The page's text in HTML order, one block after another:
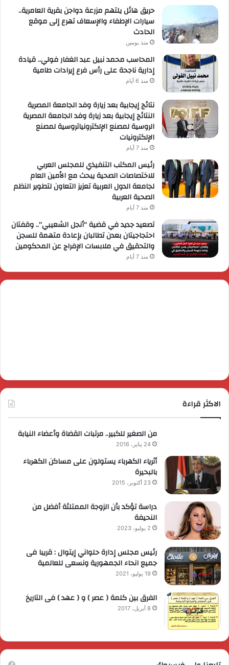
حريق هائل يلتهم مزرعة دواجن بقرية العامرية..
سيارات الإطفاء والإسعاف تهرع إلى موقع
الحادث
منذ يومين
المحاسب محمد نبيل عبد الغفار فولي.. قيادة
إدارية ناجحة على رأس فرع إيرادات طامية
منذ 6 أيام
نتائج إيجابية بعد زيارة وفد الجامعة المصرية
النتائج إيجابية بعد زيارة وفد الجامعة المصرية
الروسية لمصنع الإلكترونياتروسية لمصنع
الإلكترونيات
منذ 7 أيام
رئيس المكتب التنفيذي للمجلس العربي
للاختصاصات الصحية يبحث مع الأمين العام
لجامعة الدول العربية تعزيز التعاون لتطوير النظم
الصحية العربية
منذ 7 أيام
تصعيد جديد في قضية “أنجل الشعيبي”.. وقفتان
احتجاجيتان بعدن تطالبان بإعادة متهمة للسجن
والتحقيق في ملابسات الإفراج عن المحكومين
منذ 7 أيام
الاكثر قراءة
من الصغير للكبير.. مرتبات القضاة وأعضاء النيابة
24 يناير، 2016
أثرياء الكهرباء يستولون على مساكن الكهرباء
بالبحيرة
23 أكتوبر، 2015
دراسة تؤكد بأن الزوجة الممتلئة أفضل من
النحيفة
2 يوليو، 2023
رئيس مجلس إدارة حلواني إيتوال : قريبا فى
جميع انحاء الجمهورية ونسعى للعالمية
19 يوليو، 2021
الفرق بين كلمة ( عصر ) و ( عهد ) فى التاريخ
8 أبريل، 2017